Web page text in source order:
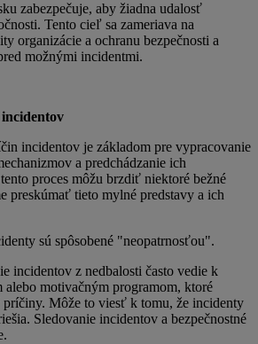
zabezpečuje, aby žiadna udalosť
Tento cieľ sa zameriava na
organizácie a ochranu bezpečnosti a
možnými incidentmi.
incidentov je základom pre vypracovanie
a predchádzanie ich
proces môžu brzdiť niektoré bežné
preskúmať tieto mylné predstavy a ich
sú spôsobené "neopatrnosťou".
incidentov z nedbalosti často vedie k
alebo motivačným programom, ktoré
príčiny. Môže to viesť k tomu, že incidenty
Sledovanie incidentov a bezpečnostné